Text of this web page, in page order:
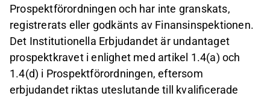
Prospektförordningen och har inte granskats,
registrerats eller godkänts av Finansinspektionen.
Det Institutionella Erbjudandet är undantaget
prospektkravet i enlighet med artikel 1.4(a) och
1.4(d) i Prospektförordningen, eftersom
erbjudandet riktas uteslutande till kvalificerade